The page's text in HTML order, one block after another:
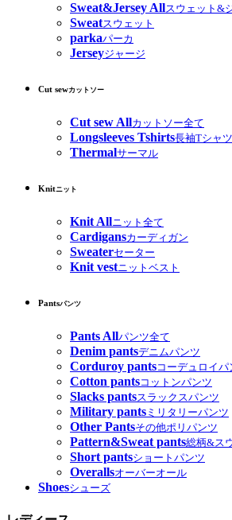
Sweat&Jersey Allスウェット&
Sweatスウェット
parkaパーカ
Jerseyジャージ
Cut sewカットソー
Cut sew Allカットソー全て
Longsleeves Tshirts長袖Tシャ
Thermalサーマル
Knitニット
Knit Allニット全て
Cardigansカーディガン
Sweaterセーター
Knit vestニットベスト
Pantsパンツ
Pants Allパンツ全て
Denim pantsデニムパンツ
Corduroy pantsコーデュロイパ
Cotton pantsコットンパンツ
Slacks pantsスラックスパンツ
Military pants ミリタリーパンツ
Other Pantsその他ポリパンツ
Pattern&Sweat pants総柄&ス
Short pantsショートパンツ
Overallsオーバーオール
Shoesシューズ